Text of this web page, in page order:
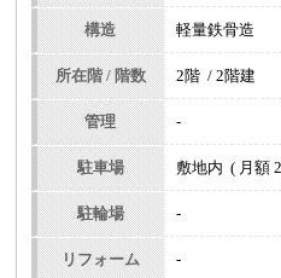
構造 軽量鉄骨造
所在階 / 階数 2階 / 2階建
管理 -
駐車場 敷地内 ( 月額
駐輪場 -
リフォーム -